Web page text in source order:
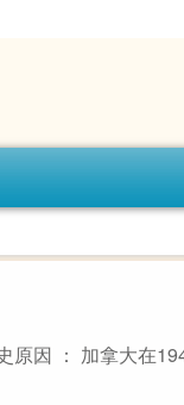
原因 ： 加拿大在